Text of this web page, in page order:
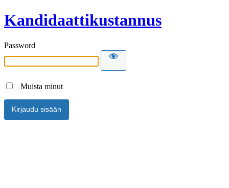
Kandidaattikustannus
Password
Muista minut